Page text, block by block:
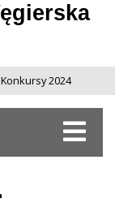
Konkursy 2024